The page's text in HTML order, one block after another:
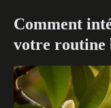
Comment
votre routine